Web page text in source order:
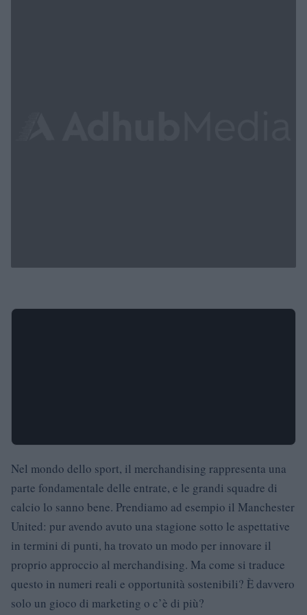
Nel mondo dello sport, il merchandising rappresenta una
parte fondamentale delle entrate, e le grandi squadre di
calcio lo sanno bene. Prendiamo ad esempio il Manchester
United: pur avendo avuto una stagione sotto le aspettative
in termini di punti, ha trovato un modo per innovare il
proprio approccio al merchandising. Ma come si traduce
questo in numeri reali e opportunità sostenibili? È davvero
solo un gioco di marketing o c’è di più?